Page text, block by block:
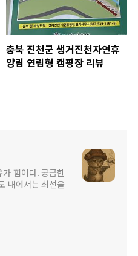
충북 진천군 생거진천자연휴
양림 연립형 캠핑장 리뷰
힘이다. 궁금한
내에서는 최선을